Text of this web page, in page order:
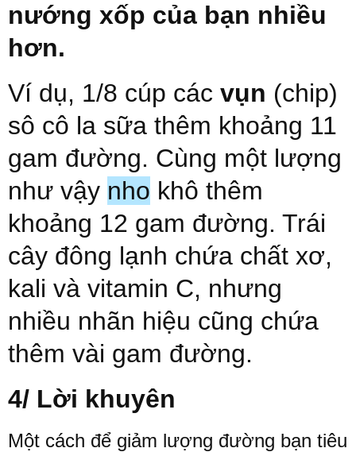
nướng xốp của bạn nhiều
hơn.
Ví dụ, 1/8 cúp các vụn (chip)
sô cô la sữa thêm khoảng 11
gam đường. Cùng một lượng
như vậy nho khô thêm
khoảng 12 gam đường. Trái
cây đông lạnh chứa chất xơ,
kali và vitamin C, nhưng
nhiều nhãn hiệu cũng chứa
thêm vài gam đường.
4/ Lời khuyên
Một cách để giảm lượng đường bạn tiêu